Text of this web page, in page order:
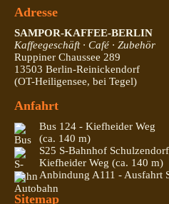
Adresse
SAMPOR-KAFFEE-BERLIN
Kaffeegeschäft · Café · Zubehör
Ruppiner Chaussee 289
13503 Berlin-Reinickendorf
(OT-Heiligensee, bei Tegel)
Anfahrt
Bus 124 - Kiefheider Weg
(ca. 140 m)
S25 S-Bahnhof
Kiefheider Weg (ca. 140 m)
Anbindung A111 - Ausfahrt
Sitemap